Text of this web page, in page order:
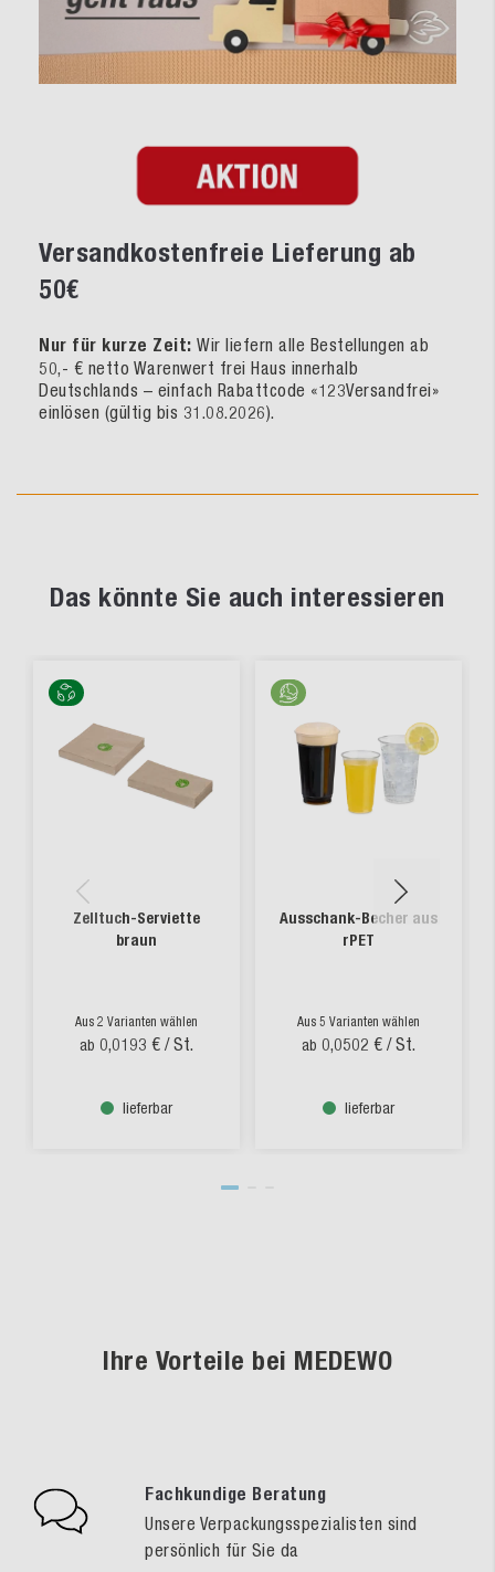
Versandkostenfreie Lieferung ab
50€
Nur für kurze Zeit: Wir liefern alle Bestellungen ab
50,- € netto Warenwert frei Haus innerhalb
Deutschlands – einfach Rabattcode «123Versandfrei»
einlösen (gültig bis 31.08.2026).
Das könnte Sie auch interessieren
Zelltuch-Serviette
braun
Aus 2 Varianten wählen
ab 0,0193 € / St.
lieferbar
Ausschank-Becher aus
rPET
Aus 5 Varianten wählen
ab 0,0502 € / St.
lieferbar
Ihre Vorteile bei MEDEWO
Fachkundige Beratung
Unsere Verpackungsspezialisten sind
persönlich für Sie da